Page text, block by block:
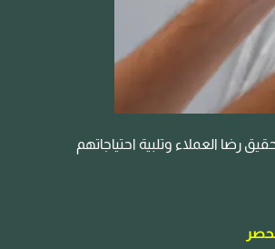
رضا العملاء وتلبية احتياجاتهم